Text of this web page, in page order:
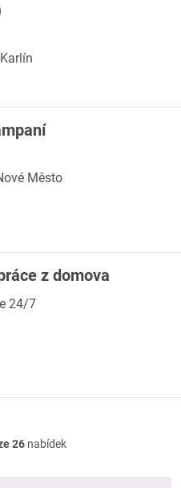
Město
z domova
24/7
26 nabídek